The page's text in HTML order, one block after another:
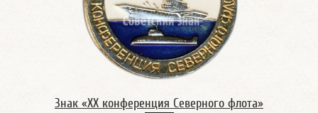
Знак «XX конференция Северного флота»